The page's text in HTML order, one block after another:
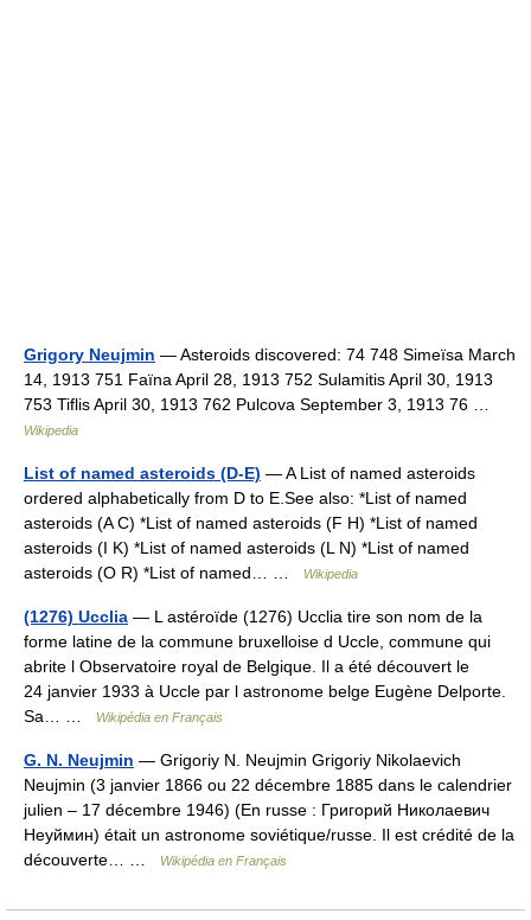
Grigory Neujmin — Asteroids discovered: 74 748 Simeïsa March
14, 1913 751 Faïna April 28, 1913 752 Sulamitis April 30, 1913
753 Tiflis April 30, 1913 762 Pulcova September 3, 1913 76 …
Wikipedia
List of named asteroids (D-E) — A List of named asteroids
ordered alphabetically from D to E.See also: *List of named
asteroids (A C) *List of named asteroids (F H) *List of named
asteroids (I K) *List of named asteroids (L N) *List of named
asteroids (O R) *List of named… …
Wikipedia
(1276) Ucclia — L astéroïde (1276) Ucclia tire son nom de la
forme latine de la commune bruxelloise d Uccle, commune qui
abrite l Observatoire royal de Belgique. Il a été découvert le
24 janvier 1933 à Uccle par l astronome belge Eugène Delporte.
Sa… …
Wikipédia en Français
G. N. Neujmin — Grigoriy N. Neujmin Grigoriy Nikolaevich
Neujmin (3 janvier 1866 ou 22 décembre 1885 dans le calendrier
julien – 17 décembre 1946) (En russe : Григорий Николаевич
Неуймин) était un astronome soviétique/russe. Il est crédité de la
découverte… …
Wikipédia en Français